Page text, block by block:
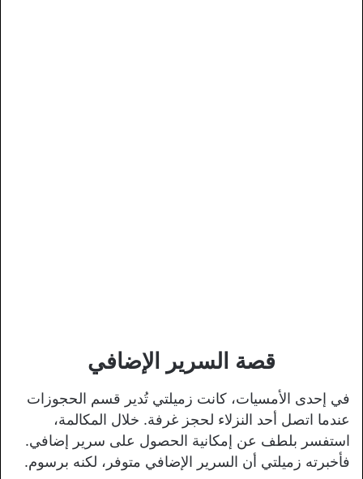
قصة السرير الإضافي
في إحدى الأمسيات، كانت زميلتي تُدير قسم الحجوزات
عندما اتصل أحد النزلاء لحجز غرفة. خلال المكالمة،
استفسر بلطف عن إمكانية الحصول على سرير إضافي.
فأخبرته زميلتي أن السرير الإضافي متوفر، لكنه برسوم.